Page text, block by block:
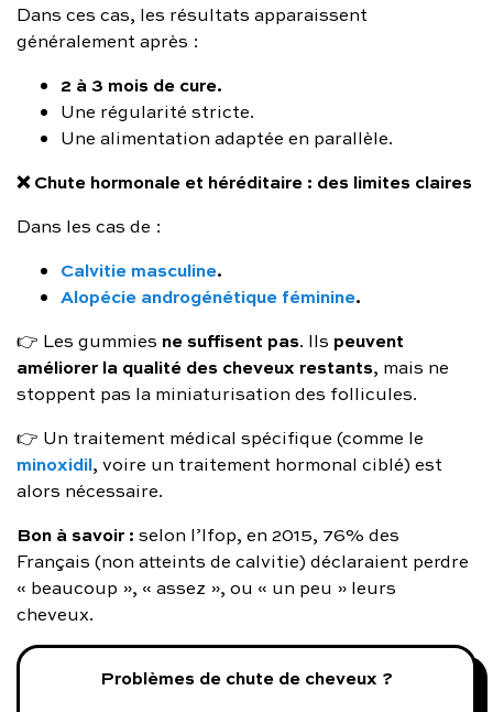
Dans ces cas, les résultats apparaissent
généralement après :
2 à 3 mois de cure.
Une régularité stricte.
Une alimentation adaptée en parallèle.
❌ Chute hormonale et héréditaire : des limites claires
Dans les cas de :
Calvitie masculine.
Alopécie androgénétique féminine.
👉 Les gummies ne suffisent pas. Ils peuvent
améliorer la qualité des cheveux restants, mais ne
stoppent pas la miniaturisation des follicules.
👉 Un traitement médical spécifique (comme le
minoxidil, voire un traitement hormonal ciblé) est
alors nécessaire.
Bon à savoir : selon l’Ifop, en 2015, 76% des
Français (non atteints de calvitie) déclaraient perdre
« beaucoup », « assez », ou « un peu » leurs
cheveux.
Problèmes de chute de cheveux ?